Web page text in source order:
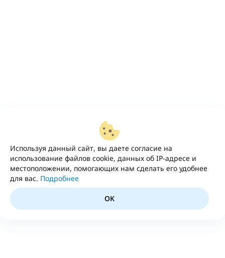
Используя данный сайт, вы даете согласие на
использование файлов cookie, данных об IP-адресе и
местоположении, помогающих нам сделать его удобнее
для вас. Подробнее
OK